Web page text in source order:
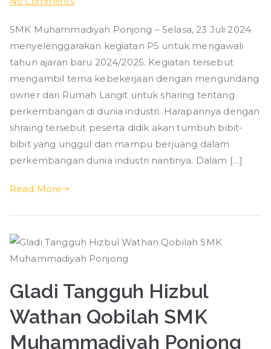
P5
SMK
Muhammadiyah
ponjong
Tema
Kebekerjaan
SMK Muhammadiyah Ponjong – Selasa, 23 Juli 2024
menyelenggarakan kegiatan P5 untuk mengawali
tahun ajaran baru 2024/2025. Kegiatan tersebut
mengambil tema kebekerjaan dengan mengundang
owner dari Rumah Langit untuk sharing tentang
perkembangan di dunia industri. Harapannya dengan
shraing tersebut peserta didik akan tumbuh bibit-
bibit yang unggul dan mampu berjuang dalam
perkembangan dunia industri nantinya. Dalam […]
Read More
Gladi Tangguh Hizbul
Wathan Qobilah SMK
Muhammadiyah Ponjong